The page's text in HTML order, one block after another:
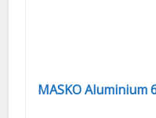
MASKO Aluminium